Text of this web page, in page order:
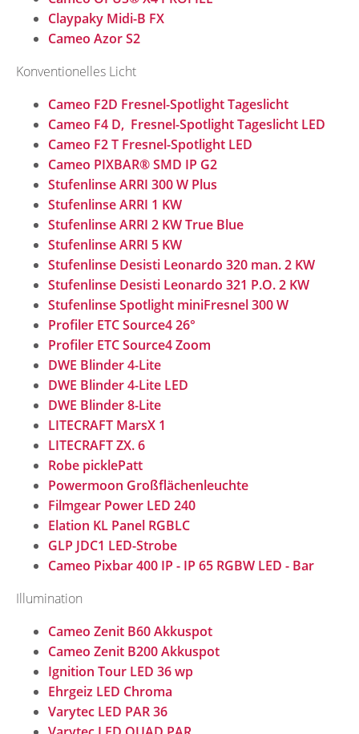
Claypaky Midi-B FX
Cameo Azor S2
Konventionelles Licht
Cameo F2D Fresnel-Spotlight Tageslicht
Cameo F4 D, Fresnel-Spotlight Tageslicht LED
Cameo F2 T Fresnel-Spotlight LED
Cameo PIXBAR® SMD IP G2
Stufenlinse ARRI 300 W Plus
Stufenlinse ARRI 1 KW
Stufenlinse ARRI 2 KW True Blue
Stufenlinse ARRI 5 KW
Stufenlinse Desisti Leonardo 320 man. 2 KW
Stufenlinse Desisti Leonardo 321 P.O. 2 KW
Stufenlinse Spotlight miniFresnel 300 W
Profiler ETC Source4 26°
Profiler ETC Source4 Zoom
DWE Blinder 4-Lite
DWE Blinder 4-Lite LED
DWE Blinder 8-Lite
LITECRAFT MarsX 1
LITECRAFT ZX. 6
Robe picklePatt
Powermoon Großflächenleuchte
Filmgear Power LED 240
Elation KL Panel RGBLC
GLP JDC1 LED-Strobe
Cameo Pixbar 400 IP - IP 65 RGBW LED - Bar
Illumination
Cameo Zenit B60 Akkuspot
Cameo Zenit B200 Akkuspot
Ignition Tour LED 36 wp
Ehrgeiz LED Chroma
Varytec LED PAR 36